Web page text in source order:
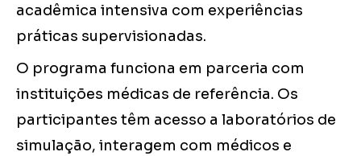
acadêmica intensiva com experiências
práticas supervisionadas.
O programa funciona em parceria com
instituições médicas de referência. Os
participantes têm acesso a laboratórios de
simulação, interagem com médicos e